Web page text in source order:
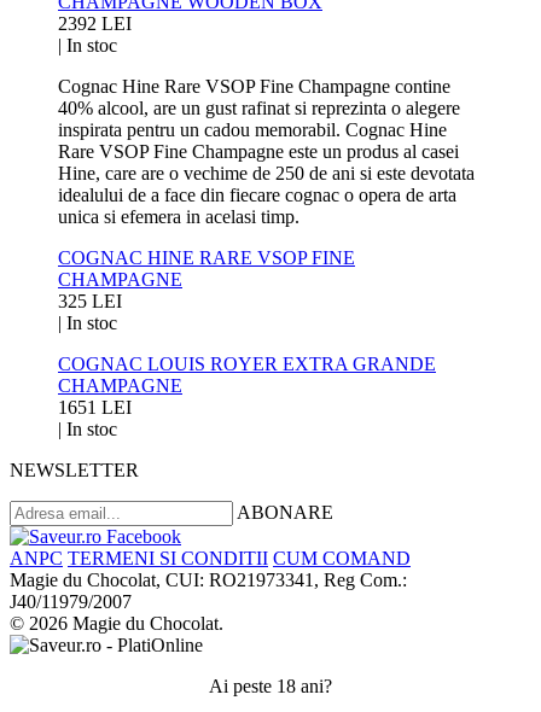
2392 LEI
| In stoc
Cognac Hine Rare VSOP Fine Champagne contine
40% alcool, are un gust rafinat si reprezinta o alegere
inspirata pentru un cadou memorabil. Cognac Hine
Rare VSOP Fine Champagne este un produs al casei
Hine, care are o vechime de 250 de ani si este devotata
idealului de a face din fiecare cognac o opera de arta
unica si efemera in acelasi timp.
COGNAC HINE RARE VSOP FINE
CHAMPAGNE
325 LEI
| In stoc
COGNAC LOUIS ROYER EXTRA GRANDE
CHAMPAGNE
1651 LEI
| In stoc
NEWSLETTER
ABONARE
ANPC TERMENI SI CONDITII CUM COMAND
Magie du Chocolat, CUI: RO21973341, Reg Com.:
J40/11979/2007
© 2026 Magie du Chocolat.
Ai peste 18 ani?